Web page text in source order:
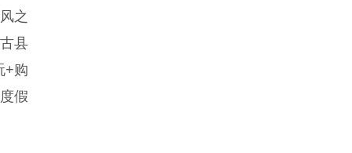
之
县
+购
假